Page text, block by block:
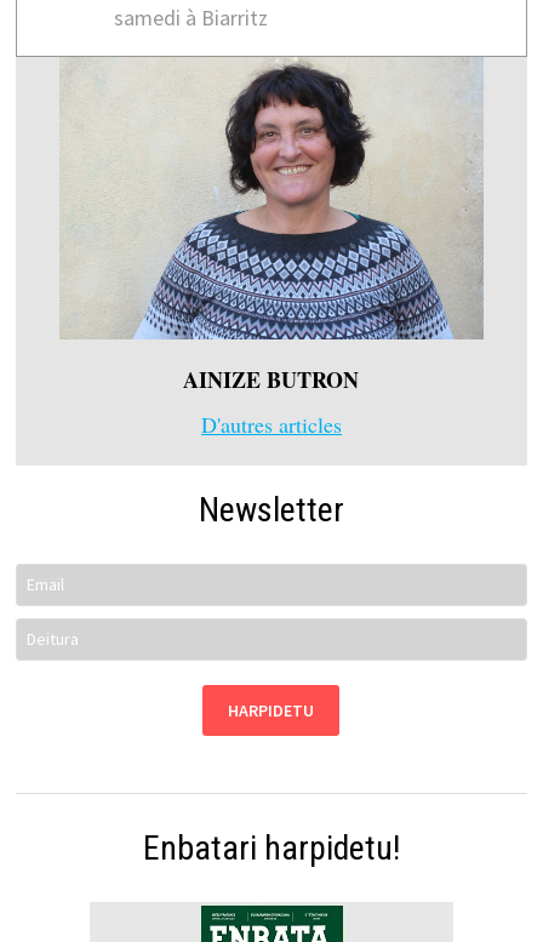
samedi à Biarritz
AINIZE BUTRON
D'autres articles
Newsletter
Enbatari harpidetu!